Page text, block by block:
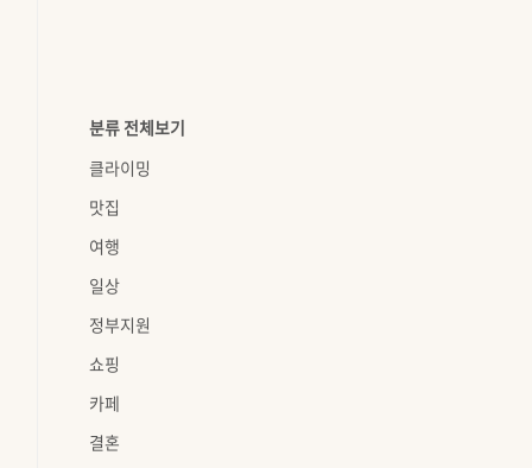
분류 전체보기
클라이밍
맛집
여행
일상
정부지원
쇼핑
카페
결혼